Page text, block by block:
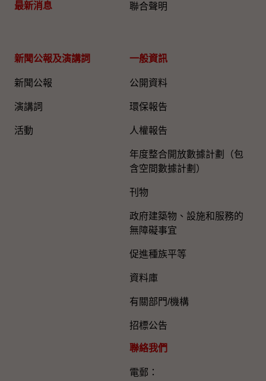
最新消息 聯合聲明
新聞公報及演講詞
新聞公報
演講詞
活動
一般資訊​
公開資料
環保報告
人權報告
年度整合開放數據計劃（包
含空間數據計劃）
刊物
政府建築物、設施和服務的
無障礙事宜
促進種族平等
資料庫
有關部門/機構
招標公告
聯絡我們
電郵：